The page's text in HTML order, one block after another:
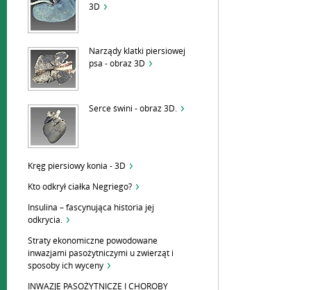
3D
Narządy klatki piersiowej
psa - obraz 3D
Serce świni - obraz 3D.
Kręg piersiowy konia - 3D
Kto odkrył ciałka Negriego?
Insulina – fascynująca historia jej
odkrycia.
Straty ekonomiczne powodowane
inwazjami pasożytniczymi u zwierząt i
sposoby ich wyceny
INWAZJE PASOŻYTNICZE I CHOROBY